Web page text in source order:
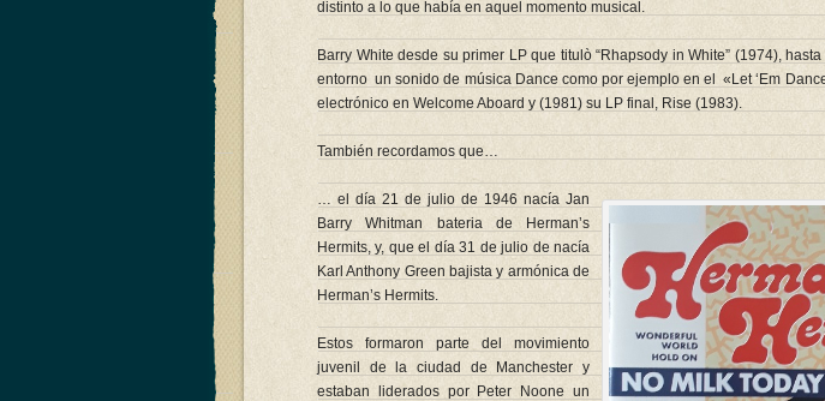
distinto a lo que había en aquel momento musical.
Barry White desde su primer LP que titulò “Rhapsody in White” (1974),
entorno un sonido de música Dance como por ejemplo en el «Let ‘Em
electrónico en Welcome Aboard y (1981) su LP final, Rise (1983).
También recordamos que…
… el día 21 de julio de 1946 nacía Jan
Barry Whitman bateria de Herman’s
Hermits, y, que el día 31 de julio de nacía
Karl Anthony Green bajista y armónica de
Herman’s Hermits.
Estos formaron parte del movimiento
juvenil de la ciudad de Manchester y
estaban liderados por Peter Noone un